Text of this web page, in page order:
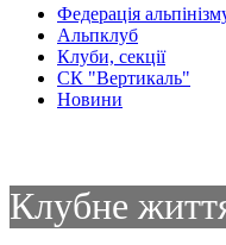
Федерація
Альпклуб
Клуби, секції
СК "Вертикаль"
Новини
Клубне